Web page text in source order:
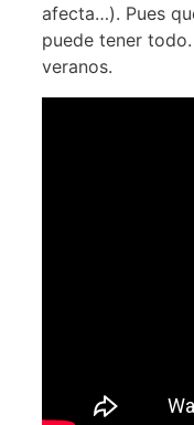
afecta…). Pues
puede tener
veranos.